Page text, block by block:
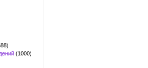
(1000)